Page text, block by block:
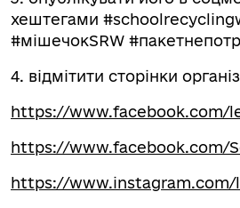
хештегами
#мішечокSRW
4. відмітити сторінки
https://www.facebook.com/
https://www.facebook.com/
https://